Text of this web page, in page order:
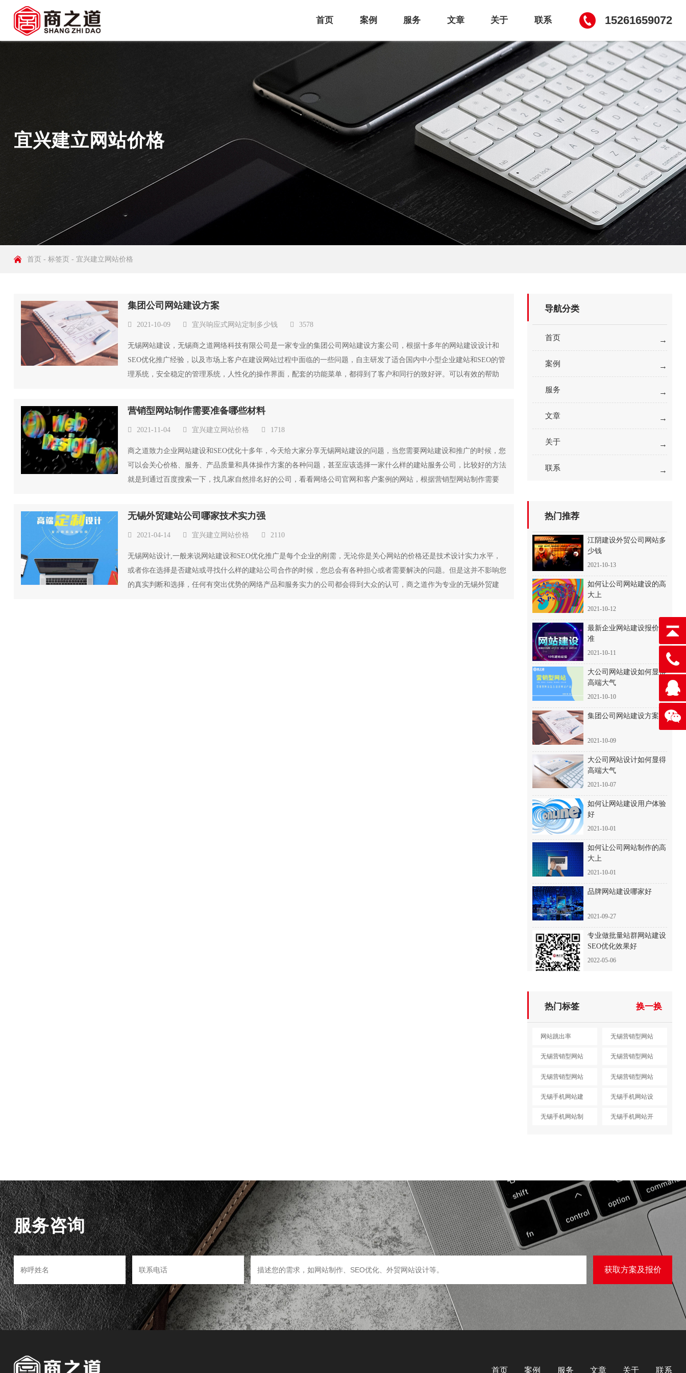
15261659072
首页 案例 服务 文章 关于 联系
宜兴建立网站价格
首页 - 标签页 - 宜兴建立网站价格
集团公司网站建设方案
2021-10-09 宜兴响应式网站定制多少钱 3578
无锡网站建设，无锡商之道网络科技有限公司是一家专业的集团公司网站建设方案公司，根据十多年的网站建设设计和
SEO优化推广经验，以及市场上客户在建设网站过程中面临的一些问题，自主研发了适合国内中小型企业建站和SEO的管
理系统，安全稳定的管理系统，人性化的操作界面，配套的功能菜单，都得到了客户和同行的致好评。可以有效的帮助
营销型网站制作需要准备哪些材料
2021-11-04 宜兴建立网站价格 1718
商之道致力企业网站建设和SEO优化十多年，今天给大家分享无锡网站建设的问题，当您需要网站建设和推广的时候，您
可以会关心价格、服务、产品质量和具体操作方案的各种问题，甚至应该选择一家什么样的建站服务公司，比较好的方法
就是到通过百度搜索一下，找几家自然排名好的公司，看看网络公司官网和客户案例的网站，根据营销型网站制作需要
无锡外贸建站公司哪家技术实力强
2021-04-14 宜兴建立网站价格 2110
无锡网站设计,一般来说网站建设和SEO优化推广是每个企业的刚需，无论你是关心网站的价格还是技术设计实力水平，
或者你在选择是否建站或寻找什么样的建站公司合作的时候，您总会有各种担心或者需要解决的问题。但是这并不影响您
的真实判断和选择，任何有突出优势的网络产品和服务实力的公司都会得到大众的认可，商之道作为专业的无锡外贸建
导航分类
首页
案例
服务
文章
关于
联系
热门推荐
江阴建设外贸公司网站多
少钱
2021-10-13
如何让公司网站建设的高
大上
2021-10-12
最新企业网站建设报价标
准
2021-10-11
大公司网站建设如何显得
高端大气
2021-10-10
集团公司网站建设方案
2021-10-09
大公司网站设计如何显得
高端大气
2021-10-07
如何让网站建设用户体验
好
2021-10-01
如何让公司网站制作的高
大上
2021-10-01
品牌网站建设哪家好
2021-09-27
专业做批量站群网站建设
SEO优化效果好
2022-05-06
热门标签 换一换
网站跳出率 无锡营销型网站
建设
无锡营销型网站
设计
无锡营销型网站
制作
无锡营销型网站
开发
无锡营销型网站
定制
无锡手机网站建
设
无锡手机网站设
计
无锡手机网站制 无锡手机网站开
服务咨询
>
首页 案例 服务 文章 关于 联系